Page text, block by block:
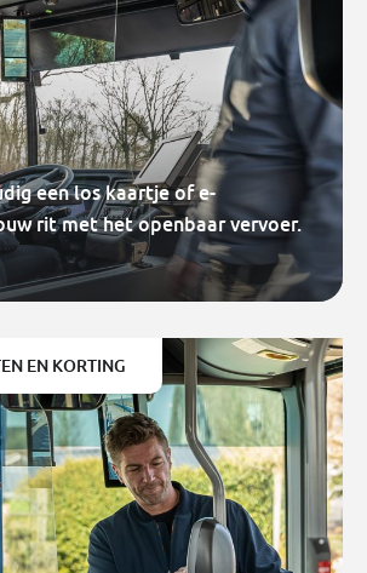
een los kaartje of e-
rit met het openbaar vervoer.
EN KORTING